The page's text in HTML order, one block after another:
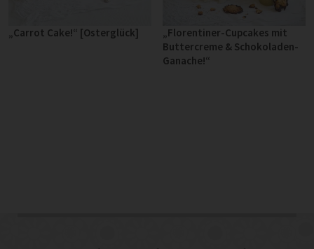
„Carrot Cake!“ [Osterglück]
„Florentiner-Cupcakes mit
Buttercreme & Schokoladen-
Ganache!“